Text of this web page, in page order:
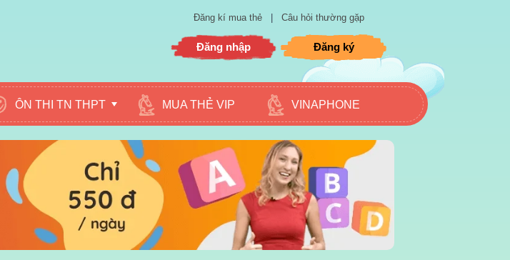
Đăng kí mua thẻ Câu hỏi thường gặp
Đăng nhập Đăng ký
ÔN THI TN THPT MUA THẺ VIP VINAPHONE